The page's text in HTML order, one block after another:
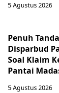
5 Agustus 2026
Penuh
Disparbud
Soal Klaim
Pantai
5 Agustus 2026